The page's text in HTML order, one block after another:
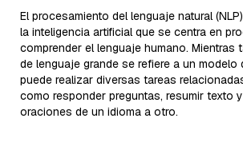
El procesamiento del lenguaje natural
la inteligencia artificial que se centra en
comprender el lenguaje humano. Mientras
de lenguaje grande se refiere a un modelo
puede realizar diversas tareas
como responder preguntas, resumir texto
oraciones de un idioma a otro.